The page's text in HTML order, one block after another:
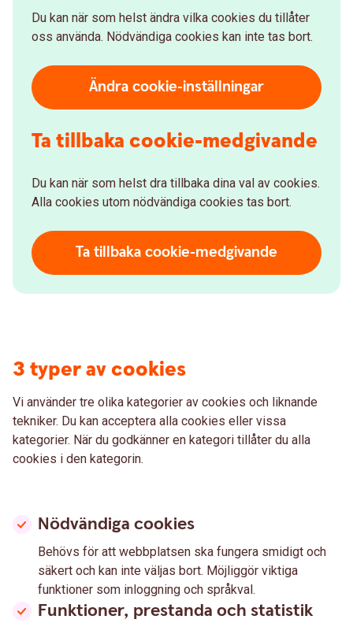
Du kan när som helst ändra vilka cookies du tillåter
oss använda. Nödvändiga cookies kan inte tas bort.
Ändra cookie-inställningar
Ta tillbaka cookie-medgivande
Du kan när som helst dra tillbaka dina val av cookies.
Alla cookies utom nödvändiga cookies tas bort.
Ta tillbaka cookie-medgivande
3 typer av cookies
Vi använder tre olika kategorier av cookies och liknande
tekniker. Du kan acceptera alla cookies eller vissa
kategorier. När du godkänner en kategori tillåter du alla
cookies i den kategorin.
Nödvändiga cookies
Behövs för att webbplatsen ska fungera smidigt och
säkert och kan inte väljas bort. Möjliggör viktiga
funktioner som inloggning och språkval.
Funktioner, prestanda och statistik